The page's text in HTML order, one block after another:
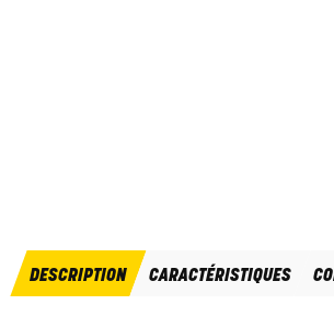
DESCRIPTION CARACTÉRISTIQUES